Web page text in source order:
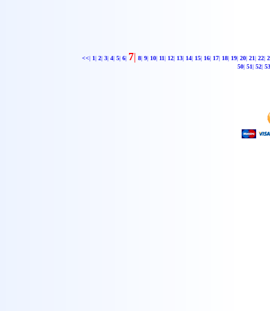
<<| 1| 2| 3| 4| 5| 6| 7| 8| 9| 10| 11| 12| 13| 14| 15| 16| 17| 18| 19| 20| 21| 22|
50| 51| 52| 53